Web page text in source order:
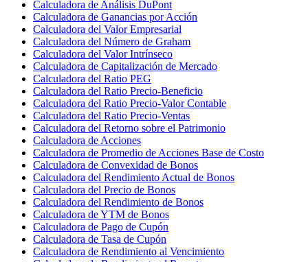
Calculadora de Análisis DuPont
Calculadora de Ganancias por Acción
Calculadora del Valor Empresarial
Calculadora del Número de Graham
Calculadora del Valor Intrínseco
Calculadora de Capitalización de Mercado
Calculadora del Ratio PEG
Calculadora del Ratio Precio-Beneficio
Calculadora del Ratio Precio-Valor Contable
Calculadora del Ratio Precio-Ventas
Calculadora del Retorno sobre el Patrimonio
Calculadora de Acciones
Calculadora de Promedio de Acciones Base de Costo
Calculadora de Convexidad de Bonos
Calculadora del Rendimiento Actual de Bonos
Calculadora del Precio de Bonos
Calculadora del Rendimiento de Bonos
Calculadora de YTM de Bonos
Calculadora de Pago de Cupón
Calculadora de Tasa de Cupón
Calculadora de Rendimiento al Vencimiento